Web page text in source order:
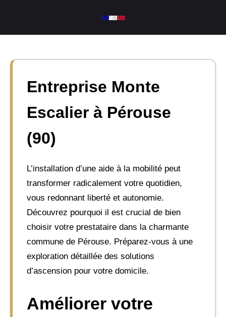
contenu
Entreprise Monte
Escalier à Pérouse
(90)
L’installation d’une aide à la mobilité peut
transformer radicalement votre quotidien,
vous redonnant liberté et autonomie.
Découvrez pourquoi il est crucial de bien
choisir votre prestataire dans la charmante
commune de Pérouse. Préparez-vous à une
exploration détaillée des solutions
d’ascension pour votre domicile.
Améliorer votre